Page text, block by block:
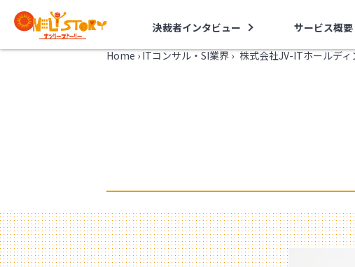
決裁者インタビュー サービス概要
Home › ITコンサル・SI業界 › 株式会社JV-ITホールデ